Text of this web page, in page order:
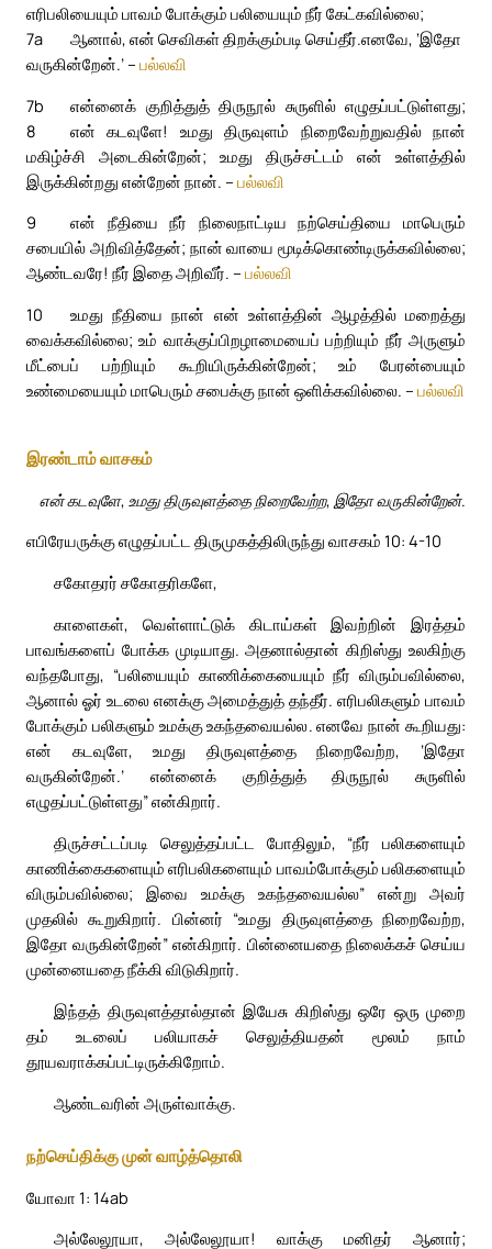
எரிபலியையும் பாவம் போக்கும் பலியையும் நீர் கேட்கவில்லை;
ஆனால், என் செவிகள் திறக்கும்படி செய்தீர்.
7a
எனவே, ‘இதோ
வருகின்றேன்.’ – பல்லவி
7b
என்னைக் குறித்துத் திருநூல் சுருளில் எழுதப்பட்டுள்ளது;
8
என் கடவுளே! உமது திருவுளம் நிறைவேற்றுவதில் நான்
மகிழ்ச்சி அடைகின்றேன்; உமது திருச்சட்டம் என் உள்ளத்தில்
இருக்கின்றது என்றேன் நான். – பல்லவி
9
என் நீதியை நீர் நிலைநாட்டிய நற்செய்தியை மாபெரும்
சபையில் அறிவித்தேன்; நான் வாயை மூடிக்கொண்டிருக்கவில்லை;
ஆண்டவரே! நீர் இதை அறிவீர். – பல்லவி
10
உமது நீதியை நான் என் உள்ளத்தின் ஆழத்தில் மறைத்து
வைக்கவில்லை; உம் வாக்குப்பிறழாமையைப் பற்றியும் நீர் அருளும்
மீட்பைப் பற்றியும் கூறியிருக்கின்றேன்; உம் பேரன்பையும்
உண்மையையும் மாபெரும் சபைக்கு நான் ஒளிக்கவில்லை. – பல்லவி
இரண்டாம் வாசகம்
என் கடவுளே, உமது திருவுளத்தை நிறைவேற்ற, இதோ வருகின்றேன்.
எபிரேயருக்கு எழுதப்பட்ட திருமுகத்திலிருந்து வாசகம் 10: 4-10
சகோதரர் சகோதரிகளே,
காளைகள், வெள்ளாட்டுக் கிடாய்கள் இவற்றின் இரத்தம்
பாவங்களைப் போக்க முடியாது. அதனால்தான் கிறிஸ்து உலகிற்கு
வந்தபோது, “பலியையும் காணிக்கையையும் நீர் விரும்பவில்லை,
ஆனால் ஓர் உடலை எனக்கு அமைத்துத் தந்தீர். எரிபலிகளும் பாவம்
போக்கும் பலிகளும் உமக்கு உகந்தவையல்ல. எனவே நான் கூறியது:
என் கடவுளே, உமது திருவுளத்தை நிறைவேற்ற, ‘இதோ
வருகின்றேன்.’ என்னைக் குறித்துத் திருநூல் சுருளில்
எழுதப்பட்டுள்ளது” என்கிறார்.
திருச்சட்டப்படி செலுத்தப்பட்ட போதிலும், “நீர் பலிகளையும்
காணிக்கைகளையும் எரிபலிகளையும் பாவம்போக்கும் பலிகளையும்
விரும்பவில்லை; இவை உமக்கு உகந்தவையல்ல” என்று அவர்
முதலில் கூறுகிறார். பின்னர் “உமது திருவுளத்தை நிறைவேற்ற,
இதோ வருகின்றேன்” என்கிறார். பின்னையதை நிலைக்கச் செய்ய
முன்னையதை நீக்கி விடுகிறார்.
இந்தத் திருவுளத்தால்தான் இயேசு கிறிஸ்து ஒரே ஒரு முறை
தம் உடலைப் பலியாகச் செலுத்தியதன் மூலம் நாம்
தூயவராக்கப்பட்டிருக்கிறோம்.
ஆண்டவரின் அருள்வாக்கு.
நற்செய்திக்கு முன் வாழ்த்தொலி
யோவா 1: 14ab
அல்லேலூயா, அல்லேலூயா! வாக்கு மனிதர் ஆனார்;